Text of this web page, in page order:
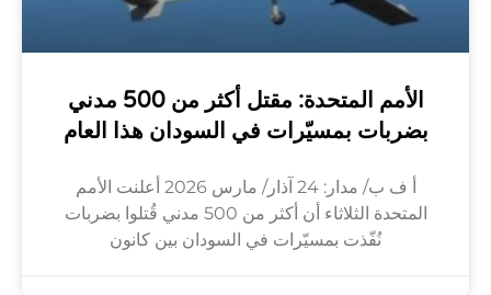
الأمم المتحدة: مقتل أكثر من 500 مدني
بضربات بمسيّرات في السودان هذا العام
أ ف ب/ مدار: 24 آذار/ مارس 2026 أعلنت الأمم
المتحدة الثلاثاء أن أكثر من 500 مدني قُتلوا بضربات
نُفّذت بمسيّرات في السودان بين كانون